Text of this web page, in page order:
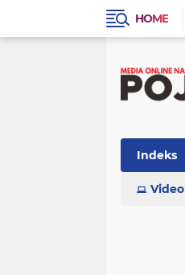
HOME
Indeks
Sidoarjo
Video